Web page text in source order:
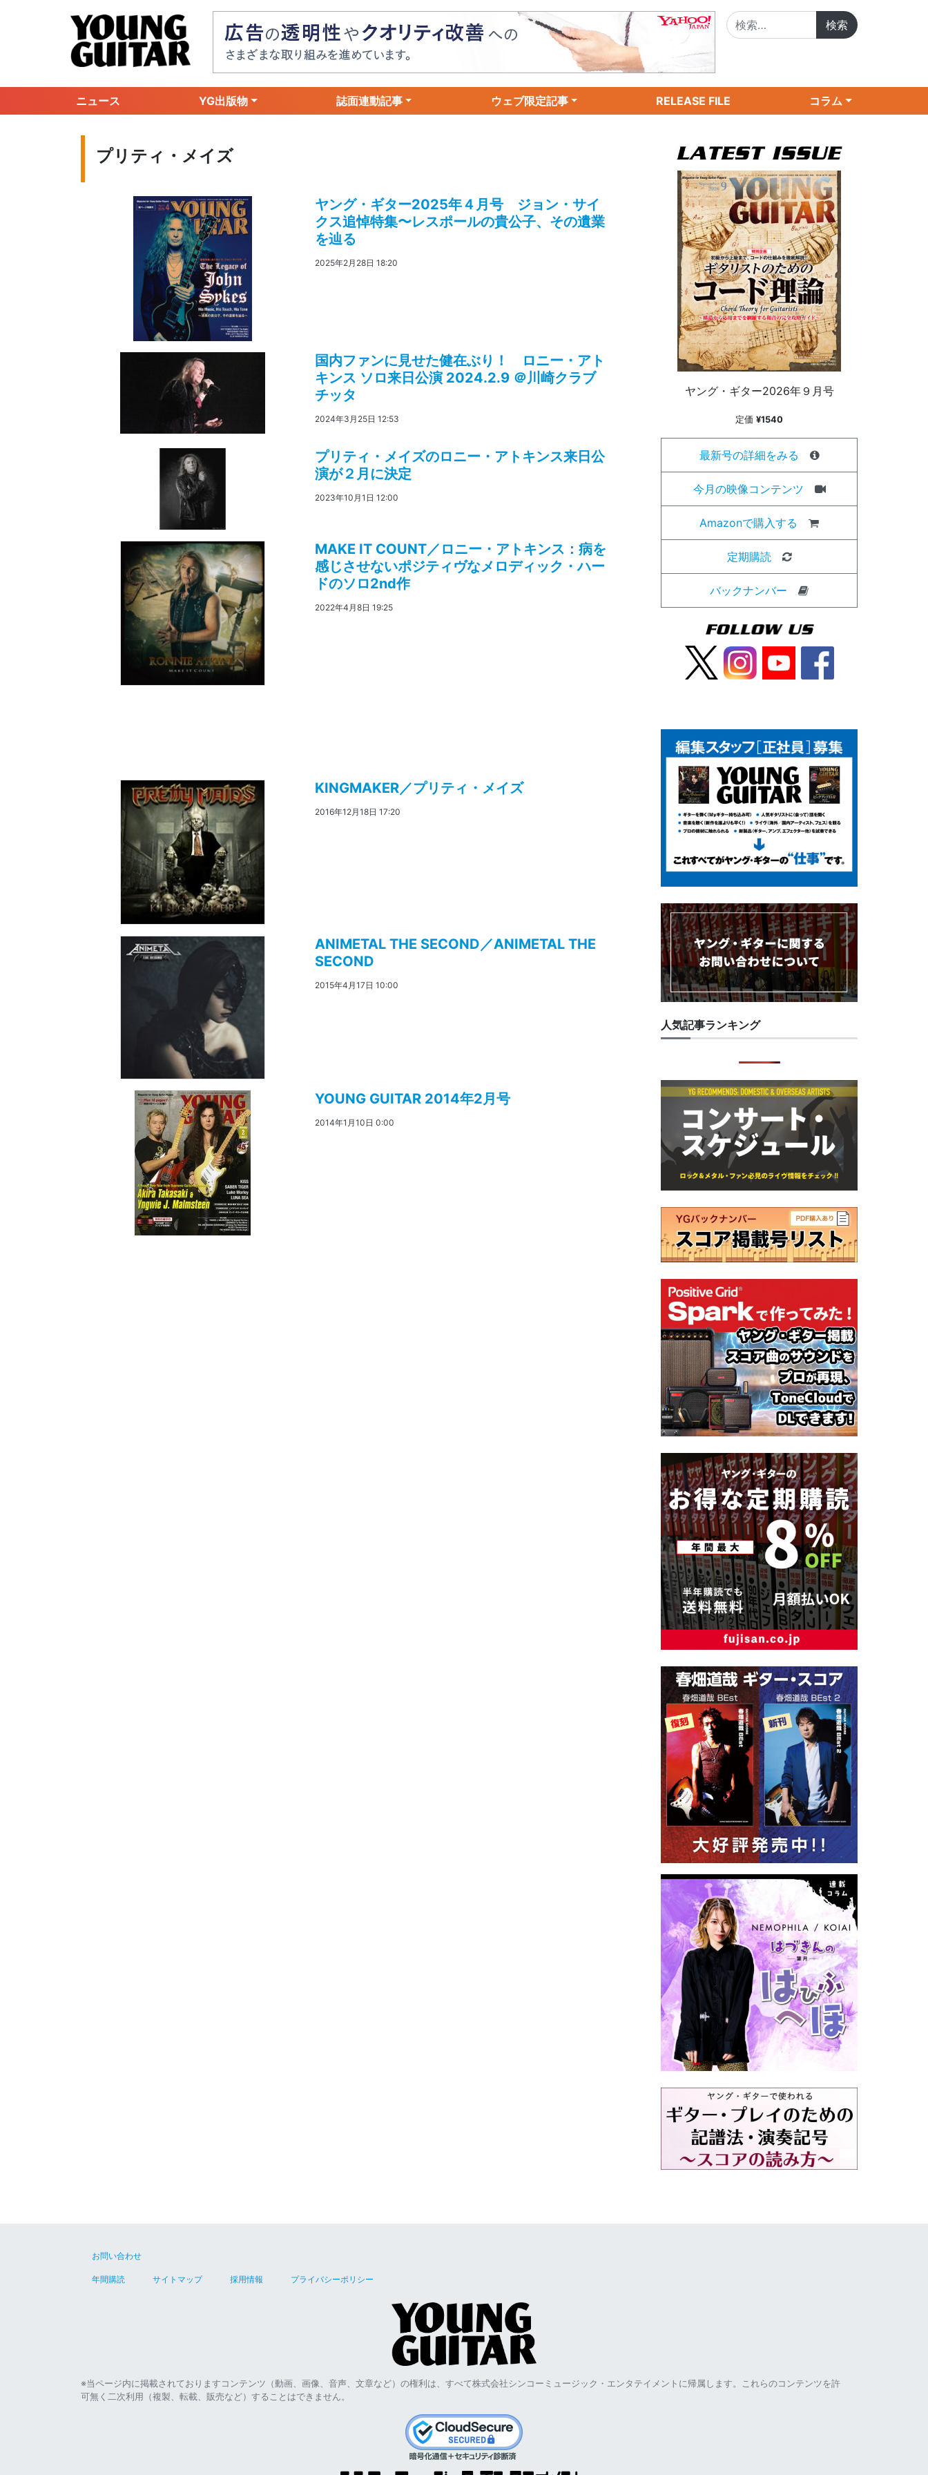
ニュース YG出版物 誌面連動記事 ウェブ限定記事 RELEASE FILE コラム
プリティ・メイズ
ヤング・ギター2025年４月号 ジョン・サイ
クス追悼特集〜レスポールの貴公子、その遺業
を辿る
2025年2月28日 18:20
国内ファンに見せた健在ぶり！ ロニー・アト
キンス ソロ来日公演 2024.2.9 ＠川崎クラブ
チッタ
2024年3月25日 12:53
プリティ・メイズのロニー・アトキンス来日公
演が２月に決定
2023年10月1日 12:00
MAKE IT COUNT／ロニー・アトキンス：病を
感じさせないポジティヴなメロディック・ハー
ドのソロ2nd作
2022年4月8日 19:25
KINGMAKER／プリティ・メイズ
2016年12月18日 17:20
ANIMETAL THE SECOND／ANIMETAL THE
SECOND
2015年4月17日 10:00
YOUNG GUITAR 2014年2月号
2014年1月10日 0:00
ヤング・ギター2026年９月号
定価 ¥1540
最新号の詳細をみる
今月の映像コンテンツ
Amazonで購入する
定期購読
バックナンバー
人気記事ランキング
お問い合わせ
年間購読 サイトマップ 採用情報 プライバシーポリシー
※当ページ内に掲載されておりますコンテンツ（動画、画像、音声、文章など）の権利は、すべて株式会社シンコーミュージック・エンタテイメントに帰属します。これらのコンテンツを許
可無く二次利用（複製、転載、販売など）することはできません。